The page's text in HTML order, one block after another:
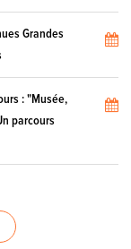
Grandes
: "Musée,
parcours